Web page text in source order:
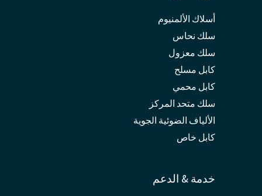
أسلاك الألمنيوم
سلك نحاس
سلك معزول
كابل مسلح
كابل محمي
سلك متحد المركز
الألياف الضوئية الجوية
كابل خاص
خدمة & الدعم